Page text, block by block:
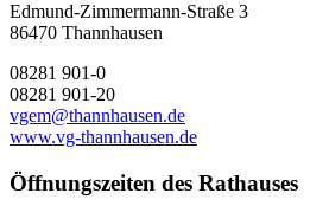
Edmund-Zimmermann-Straße 3
86470 Thannhausen
08281 901-0
08281 901-20
vgem@thannhausen.de
www.vg-thannhausen.de
Öffnungszeiten des Rathauses